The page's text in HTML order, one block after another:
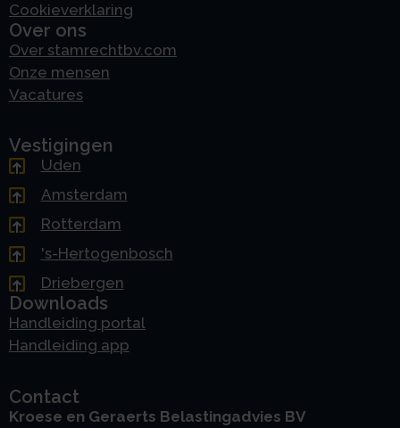
Cookieverklaring
Over ons
Over stamrechtbv.com
Onze mensen
Vacatures
Vestigingen
Uden
Amsterdam
Rotterdam
's-Hertogenbosch
Driebergen
Downloads
Handleiding portal
Handleiding app
Contact
Kroese en Geraerts Belastingadvies BV